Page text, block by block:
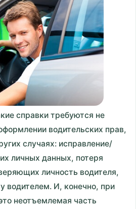
справки требуются не
водительских прав,
случаях: исправление/
личных данных, потеря
личность водителя,
водителем. И, конечно, при
неотъемлемая часть